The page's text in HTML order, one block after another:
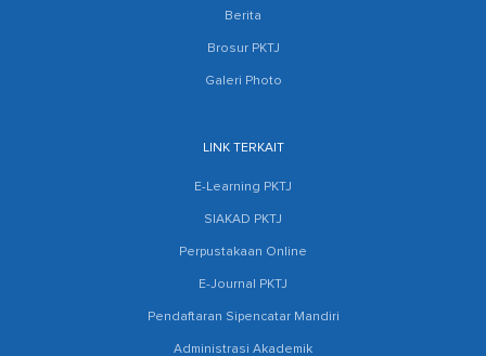
Berita
Brosur PKTJ
Galeri Photo
LINK TERKAIT
E-Learning PKTJ
SIAKAD PKTJ
Perpustakaan Online
E-Journal PKTJ
Pendaftaran Sipencatar Mandiri
Administrasi Akademik